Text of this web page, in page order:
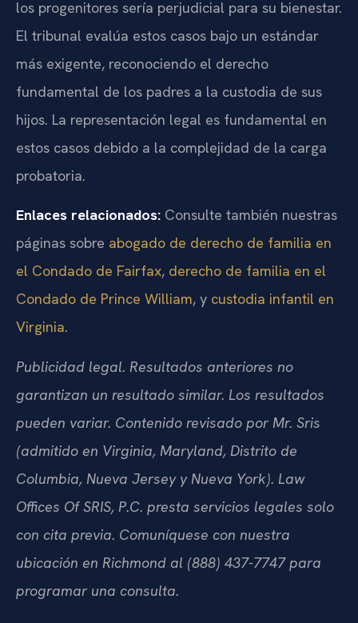
los progenitores sería perjudicial para su bienestar.
El tribunal evalúa estos casos bajo un estándar
más exigente, reconociendo el derecho
fundamental de los padres a la custodia de sus
hijos. La representación legal es fundamental en
estos casos debido a la complejidad de la carga
probatoria.
Enlaces relacionados: Consulte también nuestras
páginas sobre abogado de derecho de familia en
el Condado de Fairfax, derecho de familia en el
Condado de Prince William, y custodia infantil en
Virginia.
Publicidad legal. Resultados anteriores no
garantizan un resultado similar. Los resultados
pueden variar. Contenido revisado por Mr. Sris
(admitido en Virginia, Maryland, Distrito de
Columbia, Nueva Jersey y Nueva York). Law
Offices Of SRIS, P.C. presta servicios legales solo
con cita previa. Comuníquese con nuestra
ubicación en Richmond al (888) 437-7747 para
programar una consulta.